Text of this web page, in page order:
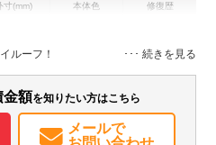
寸(mm)
H:3,790
本体色 修復歴
ABS エアバッグ
集中ドアロック
ルーフ！
金額を知りたい方はこちら
メールで